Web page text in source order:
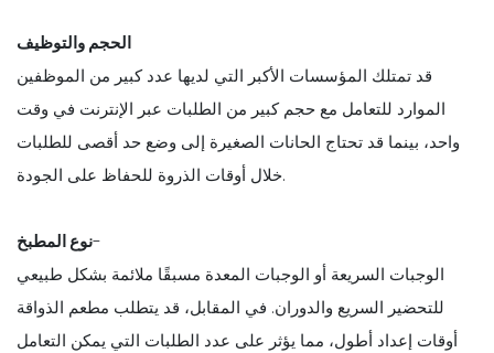
الحجم والتوظيف
قد تمتلك المؤسسات الأكبر التي لديها عدد كبير من الموظفين
الموارد للتعامل مع حجم كبير من الطلبات عبر الإنترنت في وقت
واحد، بينما قد تحتاج الحانات الصغيرة إلى وضع حد أقصى للطلبات
خلال أوقات الذروة للحفاظ على الجودة.
نوع المطبخ-
الوجبات السريعة أو الوجبات المعدة مسبقًا ملائمة بشكل طبيعي
للتحضير السريع والدوران. في المقابل، قد يتطلب مطعم الذواقة
أوقات إعداد أطول، مما يؤثر على عدد الطلبات التي يمكن التعامل